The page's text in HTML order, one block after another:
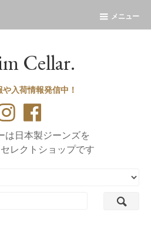
メニュー
Cellar.
入荷情報発信中！
は日本製ジーンズを
レクトショップです